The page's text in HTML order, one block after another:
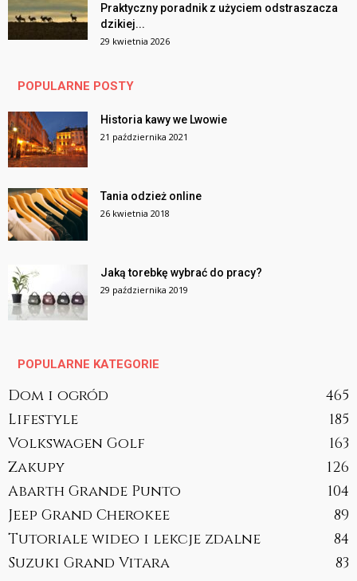
Praktyczny poradnik z użyciem odstraszacza
dzikiej...
29 kwietnia 2026
POPULARNE POSTY
Historia kawy we Lwowie
21 października 2021
Tania odzież online
26 kwietnia 2018
Jaką torebkę wybrać do pracy?
29 października 2019
POPULARNE KATEGORIE
Dom i ogród
465
Lifestyle
185
Volkswagen Golf
163
Zakupy
126
Abarth Grande Punto
104
Jeep Grand Cherokee
89
Tutoriale wideo i lekcje zdalne
84
Suzuki Grand Vitara
83